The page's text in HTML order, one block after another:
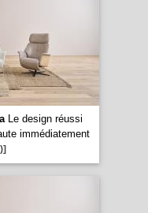
Le design réussi
immédiatement